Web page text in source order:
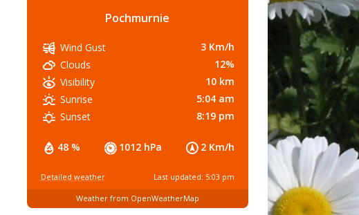
Pochmurnie
48 % 1012 hPa 2 Km/h
Wind Gust
3 Km/h
Clouds
12%
Visibility
10 km
Sunrise
5:04 am
Sunset
8:19 pm
Detailed weather Last updated: 5:03 pm
Weather from OpenWeatherMap